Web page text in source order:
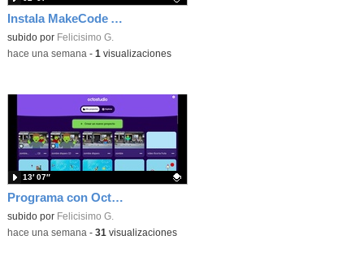
Instala MakeCode Arcade offline para programar grandes juegos sin necesidad de Internet
Contenido educativo.
subido por Felicisimo G.
-hace una semana - 1 visualizaciones
Programa con OctoStudio, un juego de disparos contra Zombies con un cargador basado en el House of the dead
Contenido educativo.
subido por Felicisimo G.
13′ 07″
-hace una semana - 31 visualizaciones